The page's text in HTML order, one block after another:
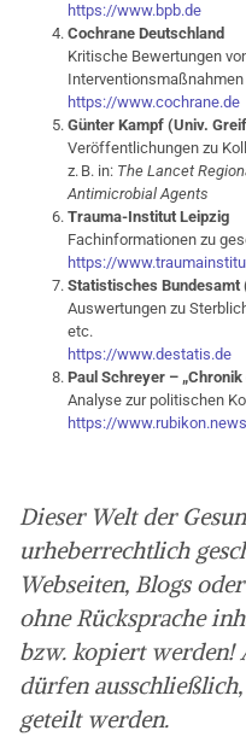
https://www.bpb.de
Cochrane Deutschland
Kritische Bewertungen
Interventionsmaßnahmen
https://www.cochrane.de
Günter Kampf (Univ.
Veröffentlichungen zu
z. B. in: The Lancet
Antimicrobial Agents
Trauma-Institut Leipzig
Fachinformationen zu
https://
Statistisches Bundesamt
Auswertungen zu
etc.
https://www.destatis.de
Paul Schreyer –
Analyse zur politischen
https://www.rubikon.news
Dieser Welt der
urheberrechtlich
Webseiten, Blogs
ohne Rücksprache
bzw. kopiert werden!
dürfen
geteilt werden.